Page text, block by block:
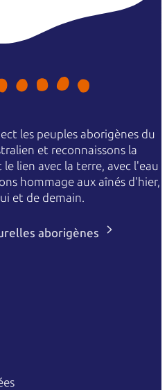
les peuples aborigènes du
et reconnaissons la
lien avec la terre, avec l'eau
hommage aux aînés d'hier,
et de demain.
aborigènes